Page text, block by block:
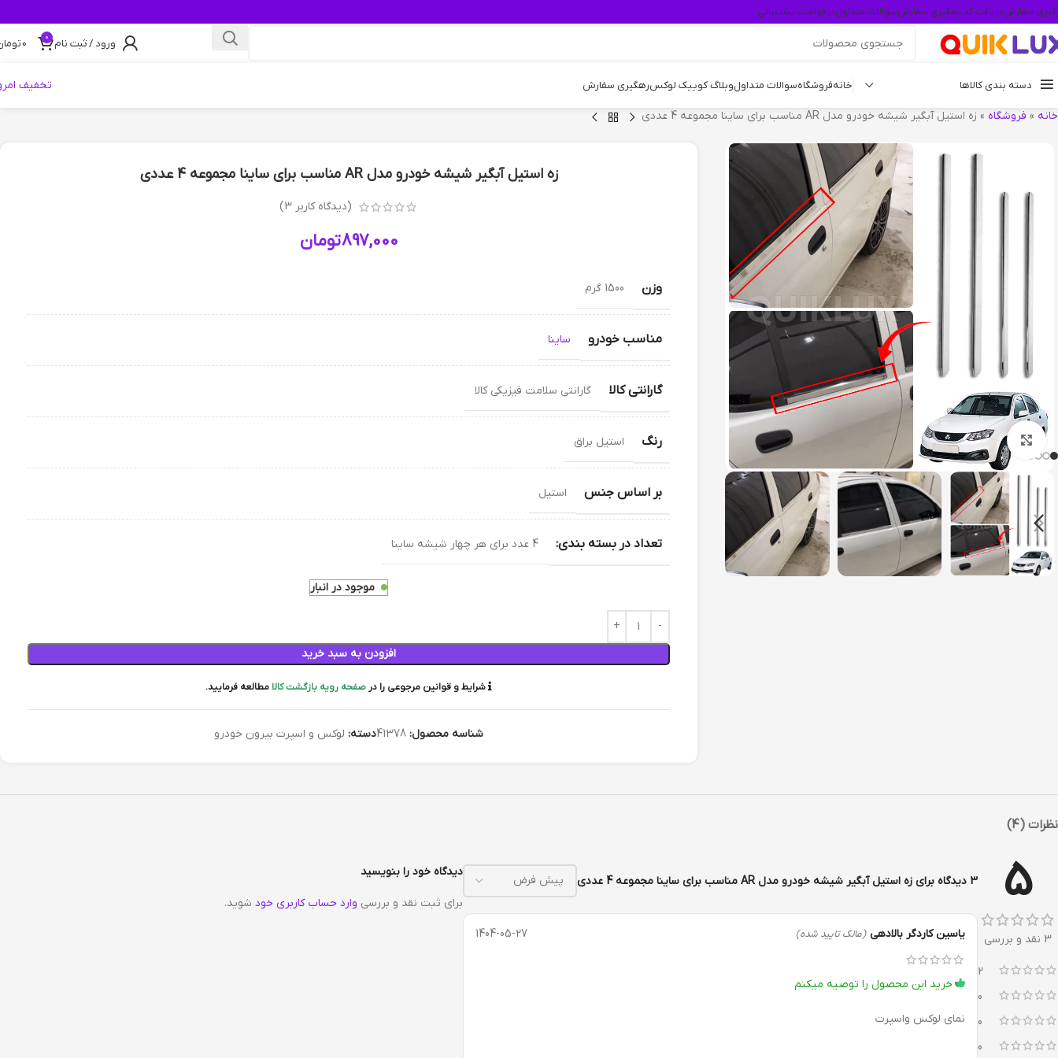
سفارشدریافت کد رهگیری سفارشسوالات متداولدرخواست پشتیبانی
ورود / ثبت نام 0
0
دسته بندی کالاها خانهفروشگاهسوالات متداولوبلاگ کوییک لوکسرهگیری سفارش تخفیف
خانه » فروشگاه » زه استیل آبگیر شیشه خودرو مدل AR مناسب برای ساینا مجموعه 4 عددی
بزرگنمایی تصویر
زه استیل آبگیر شیشه خودرو مدل AR مناسب برای ساینا مجموعه 4 عددی
(دیدگاه کاربر 3
)
897,000تومان
وزن 1500 گرم
مناسب خودرو ساینا
گارانتی کالا گارانتی سلامت فیزیکی کالا
رنگ استیل براق
بر اساس جنس استیل
تعداد در بسته بندی: 4 عدد برای هر چهار شیشه ساینا
موجود در انبار
افزودن به سبد خرید
شرایط و قوانین مرجوعی را در صفحه رویه بازگشت کالامطالعه فرمایید.
شناسه محصول: 41378دسته: لوکس و اسپرت بیرون خودرو
نظرات (4)
5
3 نقد و بررسی
2
0
0
0
3 دیدگاه برای زه استیل آبگیر شیشه خودرو مدل AR مناسب برای ساینا مجموعه 4 عددی
یاسین کاردگر بالادهی (مالک تایید شده) 1404-05-27
خرید این محصول را توصیه میکنم
نمای لوکس واسپرت
دیدگاه خود را بنویسید
برای ثبت نقد و بررسی وارد حساب کاربری خود شوید.